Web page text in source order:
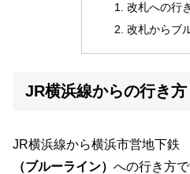
改札への行
改札からブ
JR横浜線からの行き方
JR横浜線から横浜市営地下鉄
（ブルーライン） への行き方